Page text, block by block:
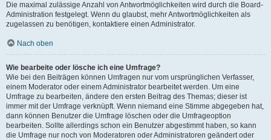
Die maximal zulässige Anzahl von Antwortmöglichkeiten wird durch die Board-
Administration festgelegt. Wenn du glaubst, mehr Antwortmöglichkeiten als
zugelassen zu benötigen, kontaktiere einen Administrator.
Nach oben
Wie bearbeite oder lösche ich eine Umfrage?
Wie bei den Beiträgen können Umfragen nur vom ursprünglichen Verfasser,
einem Moderator oder einem Administrator bearbeitet werden. Um eine
Umfrage zu bearbeiten, ändere den ersten Beitrag des Themas; dieser ist
immer mit der Umfrage verknüpft. Wenn niemand eine Stimme abgegeben hat,
dann können Benutzer die Umfrage löschen oder die Umfrageoption
bearbeiten. Sollte allerdings schon ein Benutzer abgestimmt haben, so kann
die Umfrage nur noch von Moderatoren oder Administratoren geändert oder